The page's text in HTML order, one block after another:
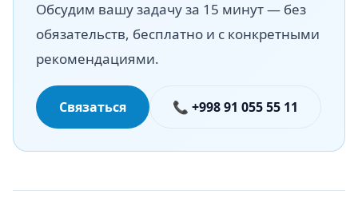
Обсудим вашу задачу за 15 минут — без
обязательств, бесплатно и с конкретными
рекомендациями.
Связаться 📞 +998 91 055 55 11